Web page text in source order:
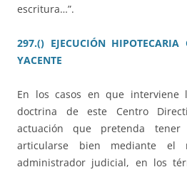
escritura…”.
297.() EJECUCIÓN
YACENTE
En los casos en que interviene
doctrina de este Centro
actuación que pretenda
articularse bien mediante el
administrador judicial, en los